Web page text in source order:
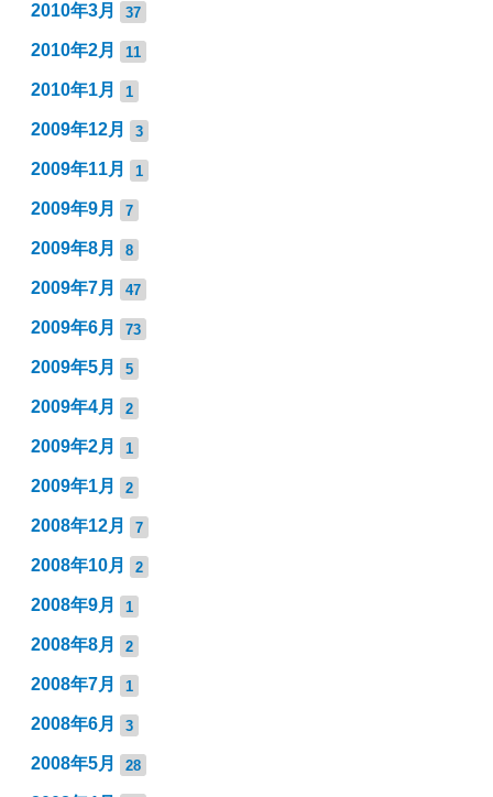
2010年3月 37
2010年2月 11
2010年1月 1
2009年12月 3
2009年11月 1
2009年9月 7
2009年8月 8
2009年7月 47
2009年6月 73
2009年5月 5
2009年4月 2
2009年2月 1
2009年1月 2
2008年12月 7
2008年10月 2
2008年9月 1
2008年8月 2
2008年7月 1
2008年6月 3
2008年5月 28